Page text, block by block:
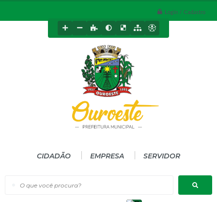
Login / Cadastro
O que você procura?
CIDADÃO EMPRESA SERVIDOR